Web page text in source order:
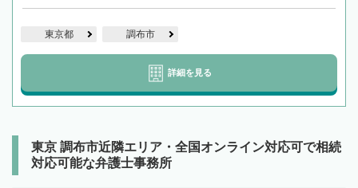
東京都 調布市
詳細を見る
東京 調布市近隣エリア・全国オンライン対応可で相続
対応可能な弁護士事務所